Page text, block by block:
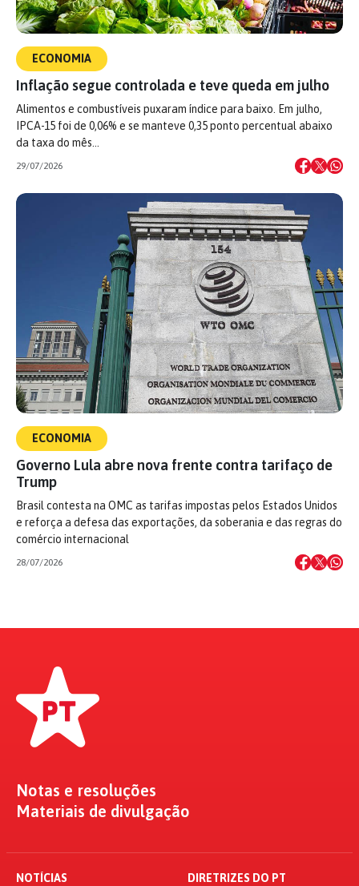
ECONOMIA
Inflação segue controlada e teve queda em julho
Alimentos e combustíveis puxaram índice para baixo. Em julho,
IPCA-15 foi de 0,06% e se manteve 0,35 ponto percentual abaixo
da taxa do mês…
29/07/2026
ECONOMIA
Governo Lula abre nova frente contra tarifaço de
Trump
Brasil contesta na OMC as tarifas impostas pelos Estados Unidos
e reforça a defesa das exportações, da soberania e das regras do
comércio internacional
28/07/2026
Notas e resoluções
Materiais de divulgação
NOTÍCIAS DIRETRIZES DO PT